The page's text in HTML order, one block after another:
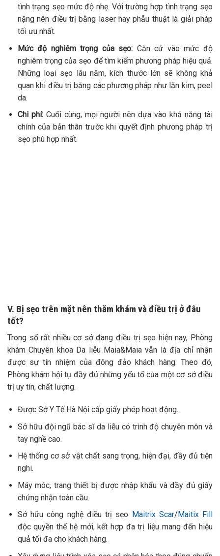
tình trạng sẹo mức độ nhẹ. Với trường hợp tình trạng sẹo
nặng nên điều trị bằng laser hay phẫu thuật là giải pháp
tối ưu nhất.
Mức độ nghiêm trọng của sẹo: Căn cứ vào mức độ
nghiêm trọng của sẹo để tìm kiếm phương pháp hiệu quả.
Những loại sẹo lâu năm, kích thước lớn sẽ không khả
quan khi điều trị bằng các phương pháp như lăn kim, peel
da.
Chi phí:Cuối cùng, mọi người nên dựa vào khả năng tài
chính của bản thân trước khi quyết định phương pháp trị
sẹo phù hợp nhất.
V. Bị sẹo trên mặt nên thăm khám và điều trị ở đâu
tốt?
Trong số rất nhiều cơ sở đang điều trị sẹo hiện nay, Phòng
khám Chuyên khoa Da liễu Maia&Maia vẫn là địa chỉ nhận
được sự tín nhiệm của đông đảo khách hàng. Theo đó,
Phòng khám hội tụ đầy đủ những yếu tố của một cơ sở điều
trị uy tín, chất lượng.
Được Sở Y Tế Hà Nội cấp giấy phép hoạt động.
Sở hữu đội ngũ bác sĩ da liễu có trình độ chuyên môn và
tay nghề cao.
Hệ thống cơ sở vật chất sang trọng, hiện đại, đầy đủ tiện
nghi.
Máy móc, trang thiết bị được nhập khẩu và đầy đủ giấy
chứng nhận toàn cầu.
Sở hữu công nghệ điều trị sẹo
Maitrix Scar/ Maitix Fill
độc quyền thế hệ mới, kết hợp đa trị liệu mang đến hiệu
quả tối đa cho khách hàng.